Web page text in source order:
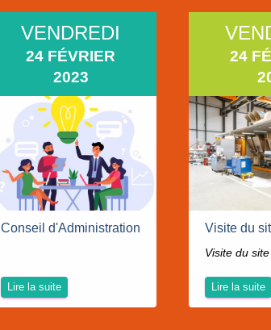
VENDREDI
24 FÉVRIER
2023
Conseil d'Administration
Lire la suite
24
Lire la suite